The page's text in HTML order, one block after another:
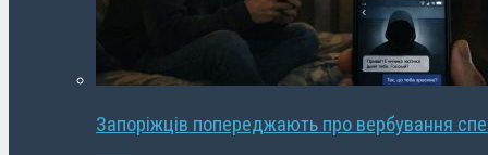
Запоріжців попереджають про вербування